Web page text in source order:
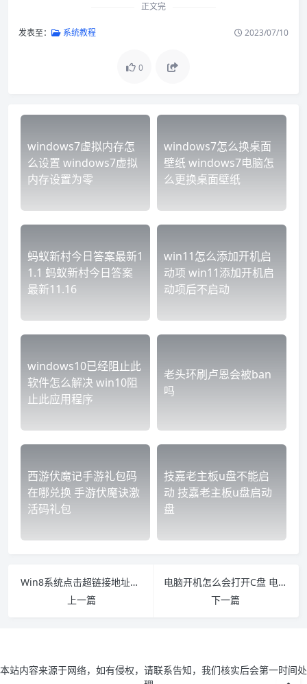
正文完
发表至： 系统教程 2023/07/10
0
windows7虚拟内存怎
么设置 windows7虚拟
内存设置为零
windows7怎么换桌面
壁纸 windows7电脑怎
么更换桌面壁纸
蚂蚁新村今日答案最新1
1.1 蚂蚁新村今日答案
最新11.16
win11怎么添加开机启
动项 win11添加开机启
动项后不启动
windows10已经阻止此
软件怎么解决 win10阻
止此应用程序
老头环刷卢恩会被ban
吗
西游伏魔记手游礼包码
在哪兑换 手游伏魔诀激
活码礼包
技嘉老主板u盘不能启
动 技嘉老主板u盘启动
盘
Win8系统点击超链接地址没有反应怎么解决
上一篇
电脑开机怎么会打开C盘 电脑开机只有c盘怎么回事
下一篇
本站内容来源于网络，如有侵权，请联系告知，我们核实后会第一时间处